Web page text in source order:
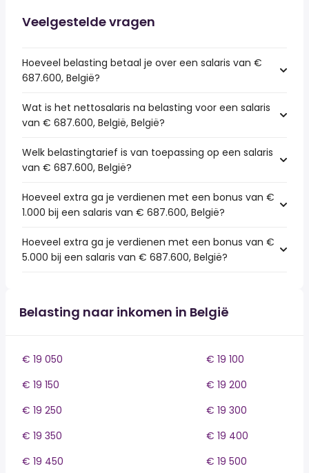
Veelgestelde vragen
Hoeveel belasting betaal je over een salaris van €
687.600, België?
Wat is het nettosalaris na belasting voor een salaris
van € 687.600, België, België?
Welk belastingtarief is van toepassing op een salaris
van € 687.600, België?
Hoeveel extra ga je verdienen met een bonus van €
1.000 bij een salaris van € 687.600, België?
Hoeveel extra ga je verdienen met een bonus van €
5.000 bij een salaris van € 687.600, België?
Belasting naar inkomen in België
€ 19 050
€ 19 100
€ 19 150
€ 19 200
€ 19 250
€ 19 300
€ 19 350
€ 19 400
€ 19 450
€ 19 500